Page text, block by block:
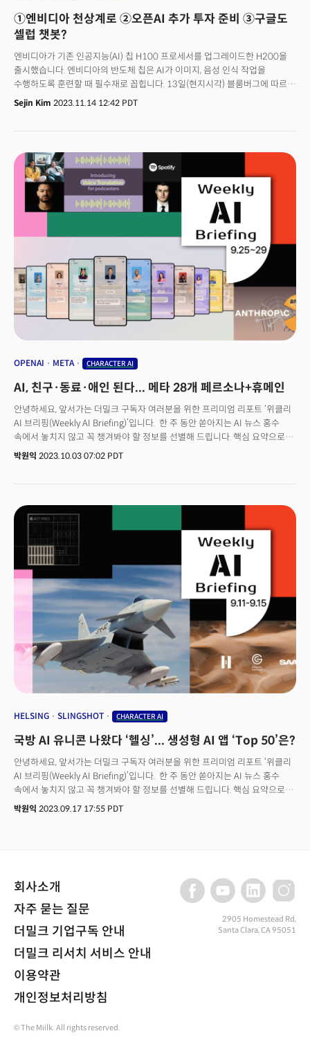
①엔비디아 천상계로 ②오픈AI 추가 투자 준비 ③구글도
셀럽 챗봇?
엔비디아가 기존 인공지능(AI) 칩 H100 프로세서를 업그레이드한 H200을
출시했습니다. 엔비디아의 반도체 칩은 AI가 이미지, 음성 인식 작업을
수행하도록 훈련할 때 필수재로 꼽힙니다. 13일(현지시각) 블룸버그에 따르면
이번 신제품 H200에는 고대역폭 메모리(HBM3e)가 내장돼 대규모 데이터
세트에 더 잘 대응할 수 있게 됐죠. 아마존의 아마존웹서비스(AWS), 알파벳의
월프리서치 애널리스트는 가격 인상 가능성을 거론했죠. 그는 “이번 조치는
제품 개발 속도를 가속화하고 격차를 벌리면서 해자를 강화하는 조치”라고
평가했습니다. 디온 해리스(Dion Harris) 엔비디아 데이터센터 제품총괄은
“시장에서 일어나고 있는 일을 살펴보면 모델 크기가 급속히 확장하고
있다”면서 "우리가 최신의, 최고의 기술을 계속해서 빠르게 도입하는
이유”라고 말했습니다.엔비디아는 게이머를 위한 그래픽카드 제작에서
시작했습니다. 프로세서는 일종의 부업이었죠 하지만 AI 열풍으로 AI 기업,
클라우드사 등 대규모 데이터센터 운영자에게 각광받으며 해당 부서는 약
5년만에 회사에서 가장 큰 수익을 창출하는 부서로 성장했습니다. 엔비디아의
그래픽칩은 비교적 간단한 계산이 동시에 처리되는 병렬컴퓨팅 방식에 기반,
기존 인텔이 공급하는 프로세서를 제치고 대규모 주문을 받을 수 있었죠. 👉
엔비디아 바짝 추격하는 AMD이제 엔비디아는 AI 칩 시장의 80%가량을
점유하고 있습니다. 압도적 점유율에 칩 가격은 개당 4만달러로 천정부지로
뛰고, 공급까지 부족하면서 품귀 현상이 발생하고 있습니다. 여기에 더해
있습니다. 그런데 왜 지금 신제품을 출시했을까요? 엔비디아는 여러 과제를
첨단 기술을 제한하기 위해 저사양칩인 H800 모델도 판매금지 조치를
내리면서 회사는 타격을 입었습니다. 중국의 거대 기술 기업인 알리바바,
바이두, 바이트댄스, 텐센트 등은 50억달러 상당의 칩을 주문한 것으로
알려졌죠.여기에 더해 엔비디아의 독주 체제를 깨기 위해 시장에서 움직임이
활발합니다. 어드밴스트마이크로디바이스(AMD)는 4분기 MI300칩을 출시할
예정입니다. 인텔은 자사 가우디(Gaudi) 2 모델 칩이 엔비디아 H100보다
Sejin Kim 2023.11.14 12:42 PDT
OPENAI META CHARACTER AI
AI, 친구·동료·애인 된다... 메타 28개 페르소나+휴메인
안녕하세요, 앞서가는 더밀크 구독자 여러분을 위한 프리미엄 리포트 ‘위클리
AI 브리핑(Weekly AI Briefing)’입니다. 한 주 동안 쏟아지는 AI 뉴스 홍수
속에서 놓치지 않고 꼭 챙겨봐야 할 정보를 선별해 드립니다. 핵심 요약으로
독자분들이 시간을 아낄 수 있도록 돕고, ‘실리콘밸리+실리콘앨리’ 현장에서
박원익 2023.10.03 07:02 PDT
HELSING SLINGSHOT CHARACTER AI
국방 AI 유니콘 나왔다 ‘헬싱’... 생성형 AI 앱 ‘Top 50’은?
안녕하세요, 앞서가는 더밀크 구독자 여러분을 위한 프리미엄 리포트 ‘위클리
AI 브리핑(Weekly AI Briefing)’입니다. 한 주 동안 쏟아지는 AI 뉴스 홍수
속에서 놓치지 않고 꼭 챙겨봐야 할 정보를 선별해 드립니다. 핵심 요약으로
독자분들이 시간을 아낄 수 있도록 돕고, ‘실리콘밸리+실리콘앨리’ 현장에서
박원익 2023.09.17 17:55 PDT
회사소개
자주 묻는 질문
더밀크 기업구독 안내
더밀크 리서치 서비스 안내
이용약관
개인정보처리방침
2905 Homestead Rd,
Santa Clara, CA 95051
© The Miilk. All rights reserved.